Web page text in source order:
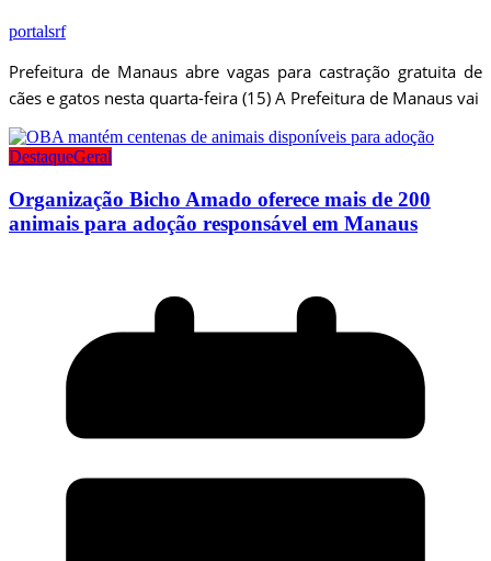
portalsrf
Prefeitura de Manaus abre vagas para castração gratuita de
cães e gatos nesta quarta-feira (15) A Prefeitura de Manaus vai
DestaqueGeral
Organização Bicho Amado oferece mais de 200
animais para adoção responsável em Manaus